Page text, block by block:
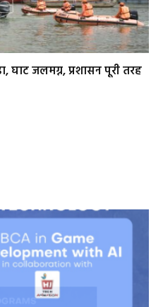
घाट जलमग्न, प्रशासन पूरी तरह